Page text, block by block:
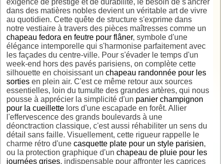
dans des matières nobles devient un véritable art de vivre
au quotidien. Cette quête de structure s'exprime dans
notre vestiaire à travers des pièces maîtresses comme un
chapeau fedora en feutre pour flâner, symbole d'une
élégance intemporelle qui s'harmonise parfaitement avec
les façades du centre-ville. Pour s'évader le temps d'un
week-end hors des pavés parisiens, on complète cette
silhouette en choisissant un chapeau randonnée pour les
sortiesen plein air. C'est ce même retour aux sources
essentielles, loin du tumulte des grandes artères, qui nous
pousse à apprécier la simplicité d'un panier champignon
pour la cueillettelors d'une escapade en forêt. Allier
l'effervescence des grands boulevards à une
déonctraction classique, c'est aussi réhabiliter un sens du
détail sans faille. Visuellement, cette rigueur rappelle le
charme rétro d'une casquette plate pour un style parisien,
ou la protection graphique d'un chapeau de pluie pour les
journées grises, indispensable pour affronter les caprices